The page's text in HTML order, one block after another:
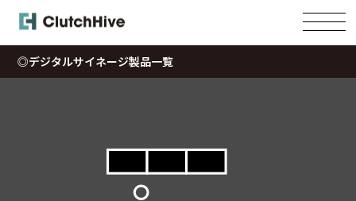
content
◎デジタルサイネージ製品一覧